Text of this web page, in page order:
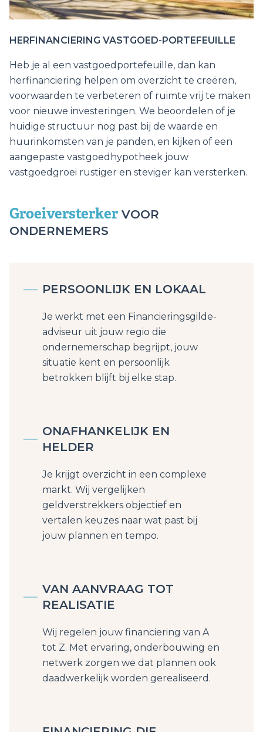
HERFINANCIERING VASTGOED-PORTEFEUILLE
Heb je al een vastgoedportefeuille, dan kan
herfinanciering helpen om overzicht te creëren,
voorwaarden te verbeteren of ruimte vrij te maken
voor nieuwe investeringen. We beoordelen of je
huidige structuur nog past bij de waarde en
huurinkomsten van je panden, en kijken of een
aangepaste vastgoedhypotheek jouw
vastgoedgroei rustiger en steviger kan versterken.
Groeiversterker VOOR
ONDERNEMERS
PERSOONLIJK EN LOKAAL
Je werkt met een Financieringsgilde-
adviseur uit jouw regio die
ondernemerschap begrijpt, jouw
situatie kent en persoonlijk
betrokken blijft bij elke stap.
ONAFHANKELIJK EN
HELDER
Je krijgt overzicht in een complexe
markt. Wij vergelijken
geldverstrekkers objectief en
vertalen keuzes naar wat past bij
jouw plannen en tempo.
VAN AANVRAAG TOT
REALISATIE
Wij regelen jouw financiering van A
tot Z. Met ervaring, onderbouwing en
netwerk zorgen we dat plannen ook
daadwerkelijk worden gerealiseerd.